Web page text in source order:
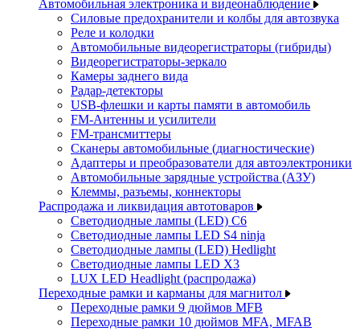
Автомобильная электроника и видеонаблюдение
Силовые предохранители и колбы для автозвука
Реле и колодки
Автомобильные видеорегистраторы (гибриды)
Видеорегистраторы-зеркало
Камеры заднего вида
Радар-детекторы
USB-флешки и карты памяти в автомобиль
FM-Антенны и усилители
FM-трансмиттеры
Сканеры автомобильные (диагностические)
Адаптеры и преобразователи для автоэлектроники
Автомобильные зарядные устройства (АЗУ)
Клеммы, разъемы, коннекторы
Распродажа и ликвидация автотоваров
Светодиодные лампы (LED) C6
Светодиодные лампы LED S4 ninja
Светодиодные лампы (LED) Hedlight
Светодиодные лампы LED X3
LUX LED Headlight (распродажа)
Переходные рамки и карманы для магнитол
Переходные рамки 9 дюймов MFB
Переходные рамки 10 дюймов MFA, MFAB